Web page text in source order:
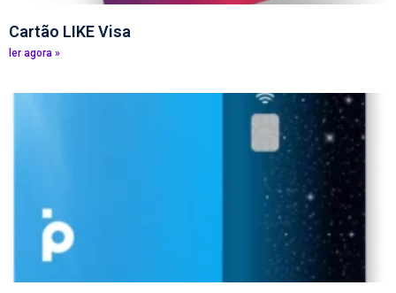
Cartão LIKE Visa
ler agora »